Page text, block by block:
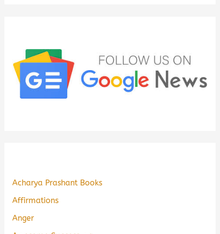
Acharya Prashant Books
Affirmations
Anger